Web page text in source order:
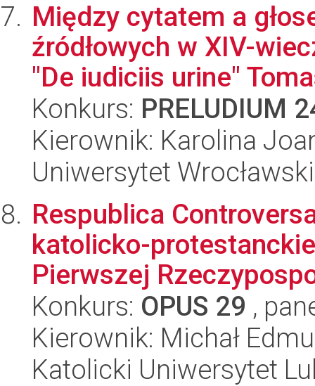
Między cytatem a
źródłowych w XIV-
"De iudiciis urine"
Konkurs: PRELUDIUM
Kierownik: Karolina
Uniwersytet Wrocławski
Respublica
katolicko-
Pierwszej
Konkurs: OPUS 29 ,
Kierownik: Michał
Katolicki Uniwersytet